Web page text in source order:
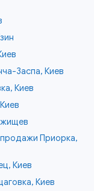
Заспа, Киев
Киев
Приорка,
Киев
Киев